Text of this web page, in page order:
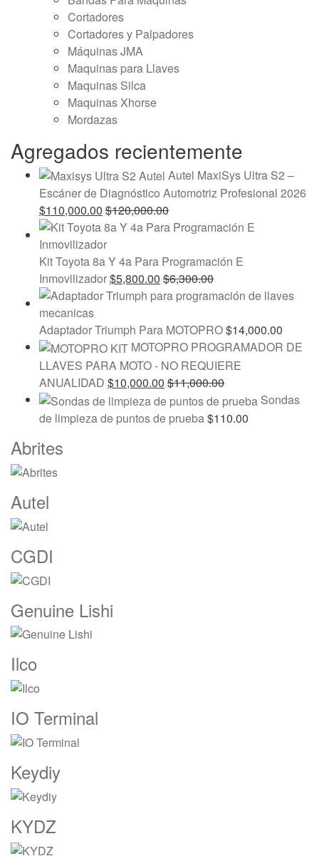
Cortadores
Cortadores y Palpadores
Máquinas JMA
Maquinas para Llaves
Maquinas Silca
Maquinas Xhorse
Mordazas
Agregados recientemente
Autel MaxiSys Ultra S2 –
Escáner de Diagnóstico Automotriz Profesional 2026
$110,000.00 $120,000.00
Kit Toyota 8a Y 4a Para Programación E
Inmovilizador$5,800.00 $6,300.00
Adaptador Triumph Para MOTOPRO$14,000.00
MOTOPRO PROGRAMADOR DE
LLAVES PARA MOTO - NO REQUIERE
ANUALIDAD $10,000.00 $11,000.00
Sondas
de limpieza de puntos de prueba$110.00
Marcas
De
Carrusel
Abrites
Autel
CGDI
Genuine Lishi
Ilco
IO Terminal
Keydiy
KYDZ